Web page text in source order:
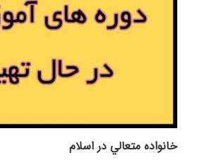
خانواده متعالي در اسلام